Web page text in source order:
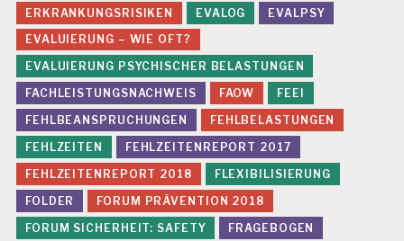
E
V
A
L
U
IE
R
U
N
G
P
S
Y
C
ERKRANKUNGSRISIKEN
EVALOG
EVALPSY
EVALUIERUNG – WIE OFT?
EVALUIERUNG PSYCHISCHER BELASTUNGEN
FACHLEISTUNGSNACHWEIS
FAOW
FEEI
FEHLBEANSPRUCHUNGEN
FEHLBELASTUNGEN
FEHLZEITEN
FEHLZEITENREPORT 2017
FEHLZEITENREPORT 2018
FLEXIBILISIERUNG
FOLDER
FORUM PRÄVENTION 2018
FORUM SICHERHEIT: SAFETY
FRAGEBOGEN